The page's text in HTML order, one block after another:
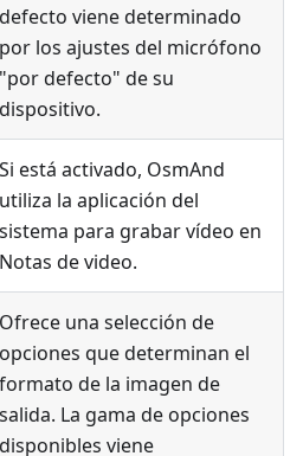
defecto viene determinado
por los ajustes del micrófono
"por defecto" de su
dispositivo.
Si está activado, OsmAnd
utiliza la aplicación del
sistema para grabar vídeo en
Notas de video.
Ofrece una selección de
opciones que determinan el
formato de la imagen de
salida. La gama de opciones
disponibles viene